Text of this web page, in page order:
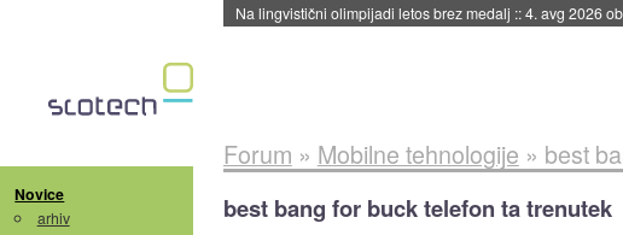
Na lingvistični olimpijadi letos brez medalj ::4. avg 2026
Novice
arhiv
Forum » Mobilne tehnologije » best
best bang for buck telefon ta trenutek